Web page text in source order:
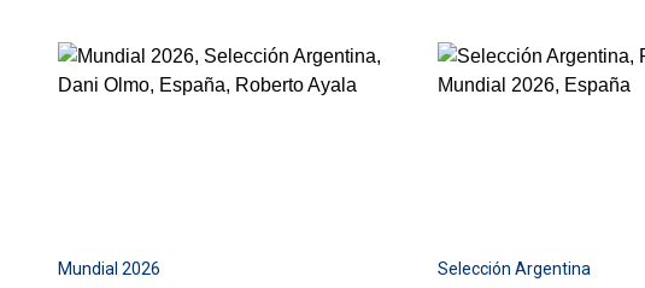
Mundial 2026 Selección Argentina